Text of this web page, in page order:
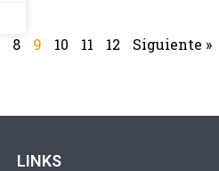
8 9 10 11 12 Siguiente »
LINKS